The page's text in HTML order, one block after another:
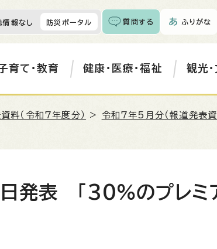
情報なし 防災ポータル 質問する ふりがな
育て・教育 健康・医療・福祉 観光
料（令和7年度分） > 令和7年5月分（報道発表資
表 「30％のプレミア